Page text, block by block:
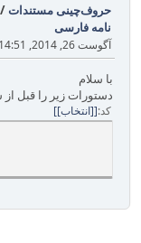
حروف‌چینی مستندات/
نامه فارسی
آگوست 26, 2014, 09:14:51 بعد از ظهر
با سلام
دستورات زیر را قبل
کد [انتخاب]